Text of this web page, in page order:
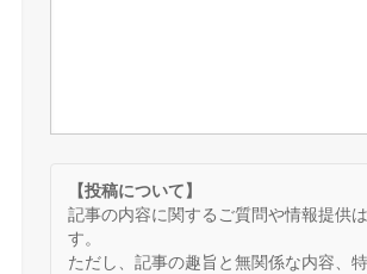
【投稿について】
記事の内容に関するご質問や情報提供
す。
ただし、記事の趣旨と無関係な内容、